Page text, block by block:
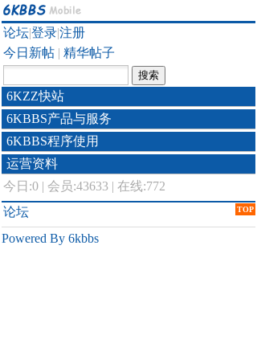
论坛|登录|注册
今日新帖 | 精华帖子
6KZZ快站
6KBBS产品与服务
6KBBS程序使用
运营资料
今日:0 | 会员:43633 | 在线:772
TOP
论坛
Powered By 6kbbs